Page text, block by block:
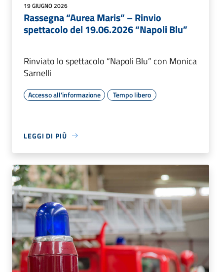
19 GIUGNO 2026
Rassegna “Aurea Maris” – Rinvio
spettacolo del 19.06.2026 “Napoli Blu”
Rinviato lo spettacolo “Napoli Blu” con Monica
Sarnelli
Accesso all'informazione Tempo libero
LEGGI DI PIÙ